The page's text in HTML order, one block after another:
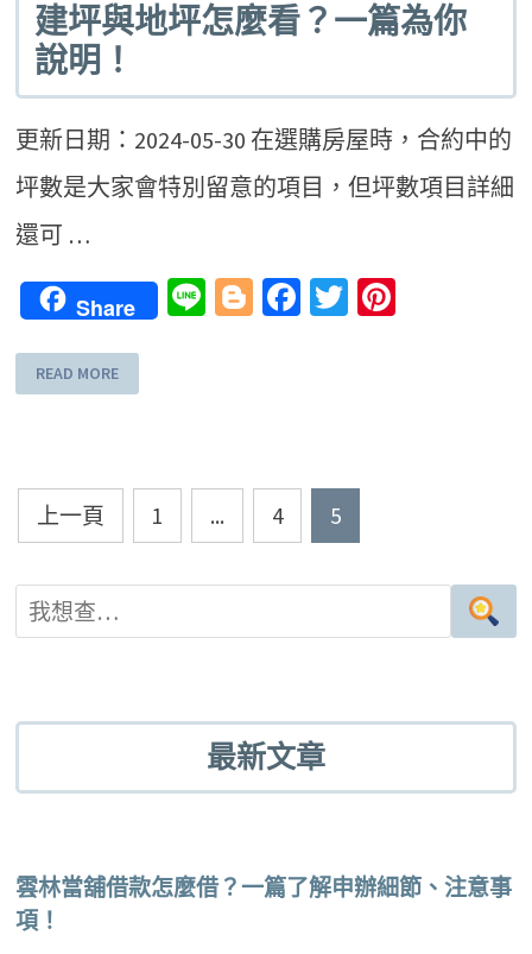
建坪與地坪怎麼看？一篇為你
說明！
更新日期：2024-05-30 在選購房屋時，合約中的
坪數是大家會特別留意的項目，但坪數項目詳細
還可 …
Share LineBlogger
Facebook
Twitter
READ MORE
章
導
覽
上一頁 1 ... 4 5
最新文章
雲林當舖借款怎麼借？一篇了解申辦細節、注意事
項！